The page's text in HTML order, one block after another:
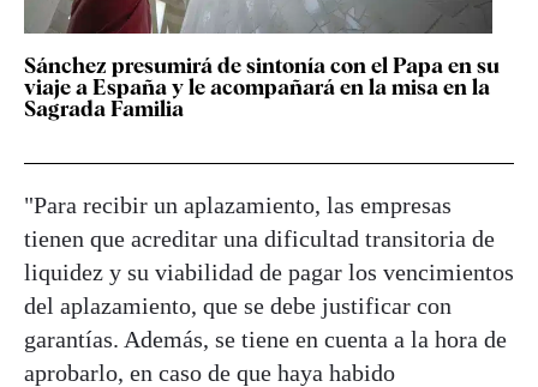
Sánchez presumirá de sintonía con el Papa en su
viaje a España y le acompañará en la misa en la
Sagrada Familia
"Para recibir un aplazamiento, las empresas
tienen que acreditar una dificultad transitoria de
liquidez y su viabilidad de pagar los vencimientos
del aplazamiento, que se debe justificar con
garantías. Además, se tiene en cuenta a la hora de
aprobarlo, en caso de que haya habido